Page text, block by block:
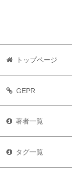
トップページ
GEPR
著者一覧
タグ一覧